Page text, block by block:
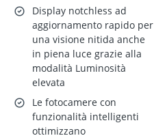
Display notchless ad
aggiornamento rapido per
una visione nitida anche
in piena luce grazie alla
modalità Luminosità
elevata
Le fotocamere con
funzionalità intelligenti
ottimizzano